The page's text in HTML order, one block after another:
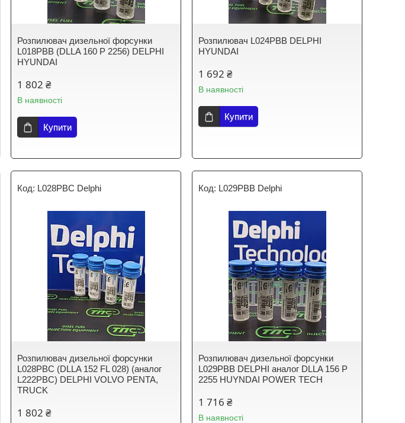
Розпилювач дизельної форсунки
L018PBB (DLLA 160 P 2256) DELPHI
HYUNDAI
1 802 ₴
В наявності
Купити
Розпилювач L024PBB DELPHI
HYUNDAI
1 692 ₴
В наявності
Купити
L028PBC Delphi
Розпилювач дизельної форсунки
L028PBC (DLLA 152 FL 028) (аналог
L222PBC) DELPHI VOLVO PENTA,
TRUCK
1 802 ₴
L029PBB Delphi
Розпилювач дизельної форсунки
L029PBB DELPHI аналог DLLA 156 P
2255 HUYNDAI POWER TECH
1 716 ₴
В наявності